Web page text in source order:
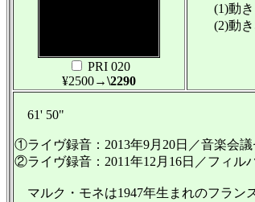
PRI 020
¥2500→\2290
(1)動き
(2)動き
61' 50"
①ライヴ録音：2013年9月20日／音楽会議
②ライヴ録音：2011年12月16日／フィル
マルク・モネは1947年生まれのフラン